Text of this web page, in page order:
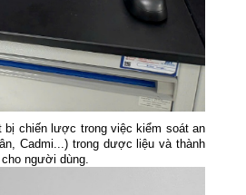
bị chiến lược trong việc kiểm soát an
Cadmi...) trong dược liệu và thành
người dùng.